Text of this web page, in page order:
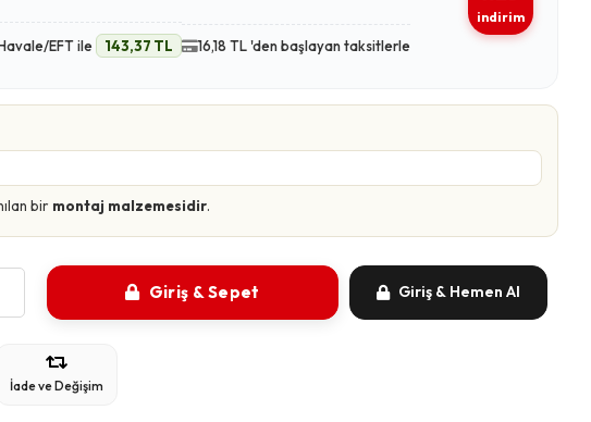
indirim
EFT ile 143,37 TL 16,18 TL 'den başlayan taksitlerle
bir montaj malzemesidir.
Giriş & Sepet Giriş & Hemen Al
İade ve Değişim